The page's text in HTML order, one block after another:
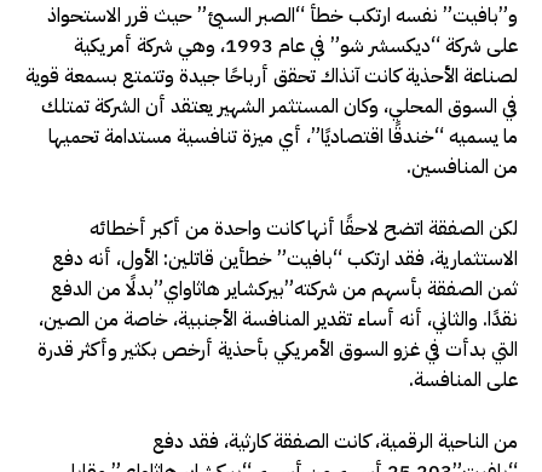
و”بافيت” نفسه ارتكب خطأ “الصبر السيئ” حيث قرر الاستحواذ
على شركة “ديكسشر شو” في عام 1993، وهي شركة أمريكية
لصناعة الأحذية كانت آنذاك تحقق أرباحًا جيدة وتتمتع بسمعة قوية
في السوق المحلي، وكان المستثمر الشهير يعتقد أن الشركة تمتلك
ما يسميه “خندقًا اقتصاديًا”، أي ميزة تنافسية مستدامة تحميها
من المنافسين.
لكن الصفقة اتضح لاحقًا أنها كانت واحدة من أكبر أخطائه
الاستثمارية، فقد ارتكب “بافيت” خطأين قاتلين: الأول، أنه دفع
ثمن الصفقة بأسهم من شركته”بيركشاير هاثاواي”بدلًا من الدفع
نقدًا. والثاني، أنه أساء تقدير المنافسة الأجنبية، خاصة من الصين،
التي بدأت في غزو السوق الأمريكي بأحذية أرخص بكثير وأكثر قدرة
على المنافسة.
من الناحية الرقمية، كانت الصفقة كارثية، فقد دفع